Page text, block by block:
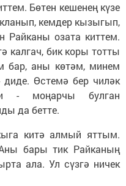
Бөтен кешенең күзе
кемдер кызыгып,
Райканы озата киттем.
калгач, бик коры тотты
бар, аны көтәм, минем
Өстемә бер чиләк
- моңарчы булган
да бетте.
китә алмый яттым.
бары тик Райканың
ала. Ул сүзгә ничек